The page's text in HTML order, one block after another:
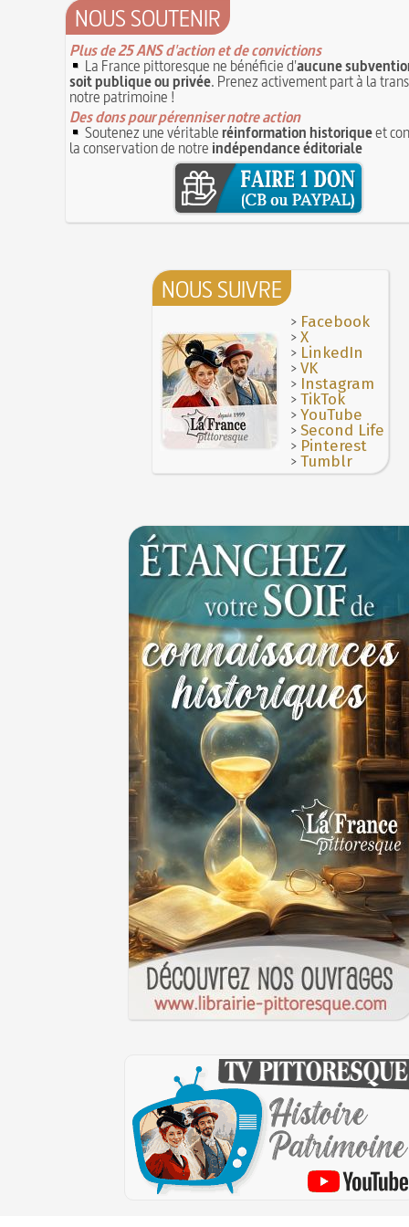
Thérapeutique alcoolique au Moyen Âge
NOUS SOUTENIR
Plus de 25 ANS d'action et de convictions
La France pittoresque ne bénéficie d'aucune
soit publique ou privée. Prenez activement part à la
notre patrimoine !
Des dons pour pérenniser notre action
Soutenez une véritableréinformation historiqueet
la conservation de notre indépendance éditoriale
NOUS SUIVRE
> Facebook
>X
> LinkedIn
>VK
> Instagram
>TikTok
>YouTube
>Second Life
> Pinterest
>Tumblr